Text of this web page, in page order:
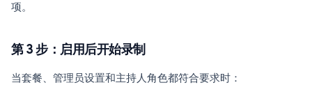
项。
第 3 步：启用后开始录制
当套餐、管理员设置和主持人角色都符合要求时：